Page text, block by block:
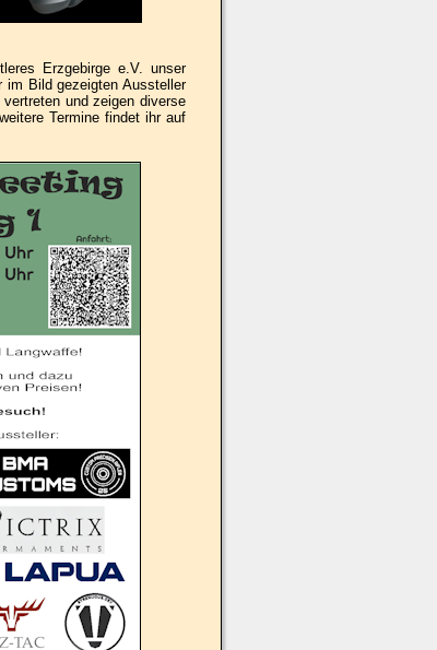
Erzgebirge e.V. unser
im Bild gezeigten Aussteller
und zeigen diverse
Termine findet ihr auf